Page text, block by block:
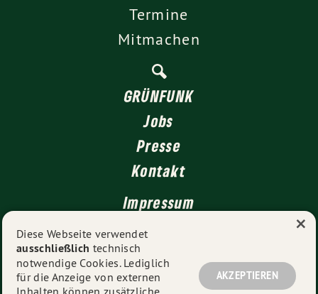
Termine
Mitmachen
GRÜNFUNK
Jobs
Presse
Kontakt
Impressum
Datenschutz
© 2026GRÜNE Düsseldorf - Alle Rechte vorbehalten.
Diese Webseite verwendet
ausschließlich technisch
notwendige Cookies. Lediglich
für die Anzeige von externen
AKZEPTIEREN
×